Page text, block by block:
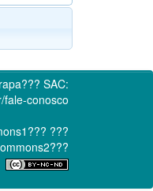
SAC:
fale-conosco
???